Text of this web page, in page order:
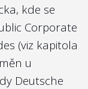
kde se
Corporate
(viz kapitola
u
Deutsche